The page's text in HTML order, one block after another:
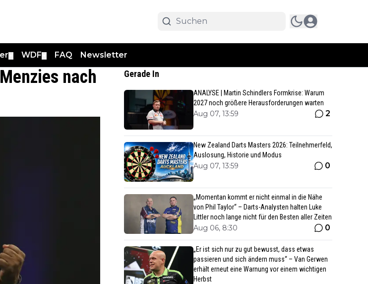
WDF FAQ Newsletter
nach
Gerade In
ANALYSE | Martin Schindlers Formkrise: Warum
2027 noch größere Herausforderungen warten
Aug 07, 13:59 2
New Zealand Darts Masters 2026: Teilnehmerfeld,
Auslosung, Historie und Modus
Aug 07, 13:59 0
„Momentan kommt er nicht einmal in die Nähe
von Phil Taylor“ – Darts-Analysten halten Luke
Littler noch lange nicht für den Besten aller Zeiten
Aug 06, 8:30 0
„Er ist sich nur zu gut bewusst, dass etwas
passieren und sich ändern muss“ – Van Gerwen
erhält erneut eine Warnung vor einem wichtigen
Herbst